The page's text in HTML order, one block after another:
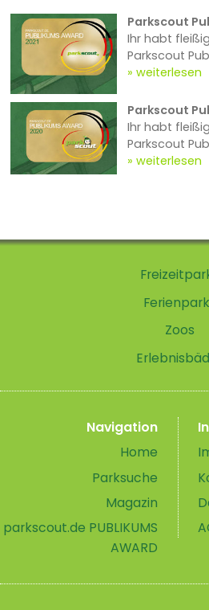
Parkscout
Ihr habt
Parkscout
weiterlesen
Parkscout
Ihr habt
Parkscout
weiterlesen
Zoos
Navigation
Home
Parksuche
Magazin
parkscout.de PUBLIKUMS
AWARD